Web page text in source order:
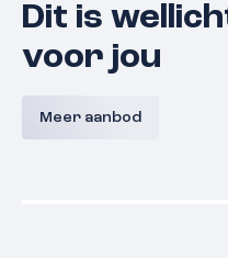
Dit is
voor jou
Meer aanbod
Bouwnummer 9 A,